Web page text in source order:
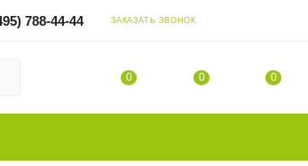
788-44-44 ЗАКАЗАТЬ ЗВОНОК
0 0 0